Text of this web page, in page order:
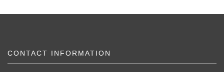
CONTACT INFORMATION